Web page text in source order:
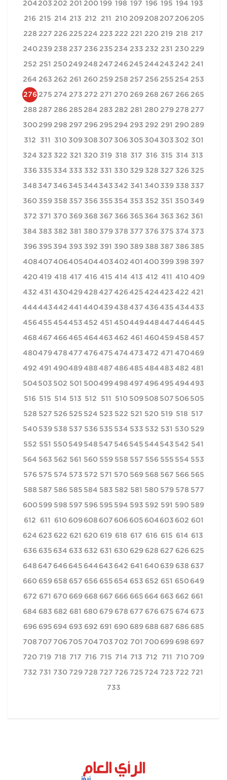
193
194
195
196
197
198
199
200
201
202
203
204
205
206
207
208
209
210
211
212
213
214
215
216
217
218
219
220
221
222
223
224
225
226
227
228
229
230
231
232
233
234
235
236
237
238
239
240
241
242
243
244
245
246
247
248
249
250
251
252
253
254
255
256
257
258
259
260
261
262
263
264
265
266
267
268
269
270
271
272
273
274
275
276
277
278
279
280
281
282
283
284
285
286
287
288
289
290
291
292
293
294
295
296
297
298
299
300
301
302
303
304
305
306
307
308
309
310
311
312
313
314
315
316
317
318
319
320
321
322
323
324
325
326
327
328
329
330
331
332
333
334
335
336
337
338
339
340
341
342
343
344
345
346
347
348
349
350
351
352
353
354
355
356
357
358
359
360
361
362
363
364
365
366
367
368
369
370
371
372
373
374
375
376
377
378
379
380
381
382
383
384
385
386
387
388
389
390
391
392
393
394
395
396
397
398
399
400
401
402
403
404
405
406
407
408
409
410
411
412
413
414
415
416
417
418
419
420
421
422
423
424
425
426
427
428
429
430
431
432
433
434
435
436
437
438
439
440
441
442
443
444
445
446
447
448
449
450
451
452
453
454
455
456
457
458
459
460
461
462
463
464
465
466
467
468
469
470
471
472
473
474
475
476
477
478
479
480
481
482
483
484
485
486
487
488
489
490
491
492
493
494
495
496
497
498
499
500
501
502
503
504
505
506
507
508
509
510
511
512
513
514
515
516
517
518
519
520
521
522
523
524
525
526
527
528
529
530
531
532
533
534
535
536
537
538
539
540
541
542
543
544
545
546
547
548
549
550
551
552
553
554
555
556
557
558
559
560
561
562
563
564
565
566
567
568
569
570
571
572
573
574
575
576
577
578
579
580
581
582
583
584
585
586
587
588
589
590
591
592
593
594
595
596
597
598
599
600
601
602
603
604
605
606
607
608
609
610
611
612
613
614
615
616
617
618
619
620
621
622
623
624
625
626
627
628
629
630
631
632
633
634
635
636
637
638
639
640
641
642
643
644
645
646
647
648
649
650
651
652
653
654
655
656
657
658
659
660
661
662
663
664
665
666
667
668
669
670
671
672
673
674
675
676
677
678
679
680
681
682
683
684
685
686
687
688
689
690
691
692
693
694
695
696
697
698
699
700
701
702
703
704
705
706
707
708
709
710
711
712
713
714
715
716
717
718
719
720
721
722
723
724
725
726
727
728
729
730
731
732
733